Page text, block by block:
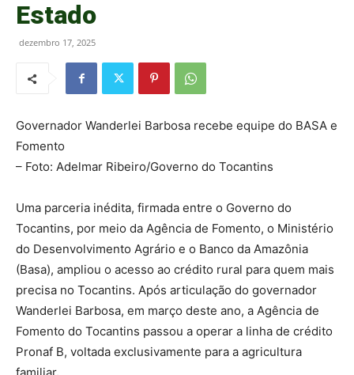
Estado
dezembro 17, 2025
Governador Wanderlei Barbosa recebe equipe do BASA e
Fomento
– Foto: Adelmar Ribeiro/Governo do Tocantins
Uma parceria inédita, firmada entre o Governo do
Tocantins, por meio da Agência de Fomento, o Ministério
do Desenvolvimento Agrário e o Banco da Amazônia
(Basa), ampliou o acesso ao crédito rural para quem mais
precisa no Tocantins. Após articulação do governador
Wanderlei Barbosa, em março deste ano, a Agência de
Fomento do Tocantins passou a operar a linha de crédito
Pronaf B, voltada exclusivamente para a agricultura